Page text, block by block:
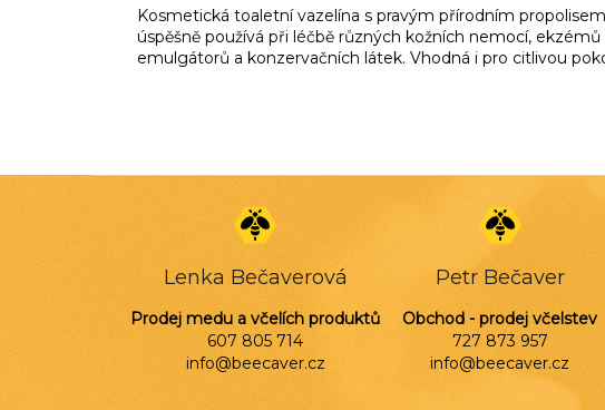
Kosmetická toaletní vazelína s pravým přírodním
úspěšně používá při léčbě různých kožních nemocí,
emulgátorů a konzervačních látek. Vhodná i pro citlivou
Lenka Bečaverová
Prodej medu a včelích produktů
607 805 714
info@beecaver.cz
Petr Bečaver
Obchod - prodej včelstev
727 873 957
info@beecaver.cz